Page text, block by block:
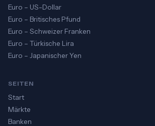
Euro – US-Dollar
Euro – Britisches Pfund
Euro – Schweizer Franken
Euro – Türkische Lira
Euro – Japanischer Yen
SEITEN
Start
Märkte
Banken